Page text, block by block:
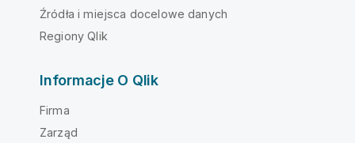
Źródła i miejsca docelowe danych
Regiony Qlik
Informacje O Qlik
Firma
Zarząd